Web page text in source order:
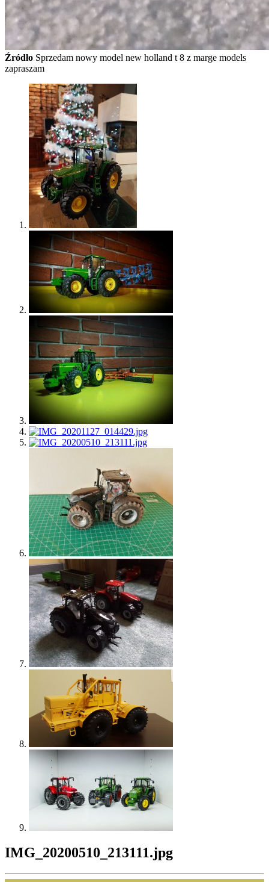
Źródło Sprzedam nowy model new holland t 8 z marge models
zapraszam
IMG_20200510_213111.jpg